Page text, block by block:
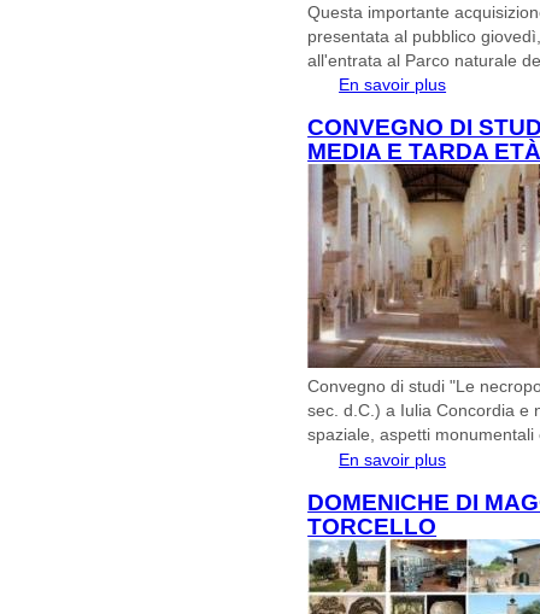
Questa importante
presentata al pubblico
all'entrata al Parco naturale
En savoir plus
CONVEGNO DI
MEDIA E TARDA
Convegno di studi "Le
sec. d.C.) a Iulia Concordia e
spaziale, aspetti
En savoir plus
DOMENICHE DI
TORCELLO